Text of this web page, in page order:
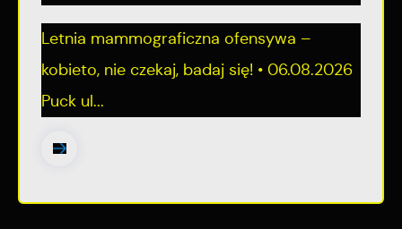
Letnia mammograficzna ofensywa –
kobieto, nie czekaj, badaj się! • 06.08.2026
Puck ul...